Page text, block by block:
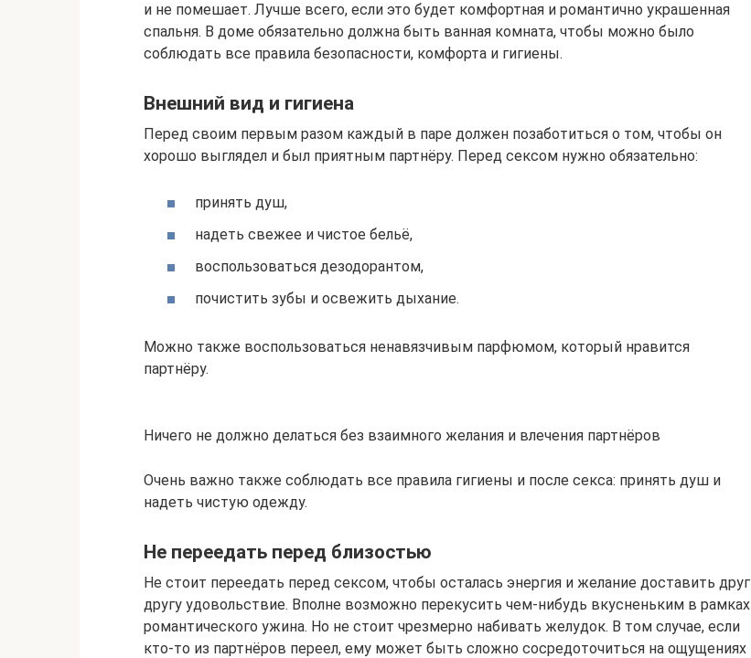
и не помешает. Лучше всего, если это будет комфортная и романтично украшенная
спальня. В доме обязательно должна быть ванная комната, чтобы можно было
соблюдать все правила безопасности, комфорта и гигиены.
Внешний вид и гигиена
Перед своим первым разом каждый в паре должен позаботиться о том, чтобы он
хорошо выглядел и был приятным партнёру. Перед сексом нужно обязательно:
принять душ,
надеть свежее и чистое бельё,
воспользоваться дезодорантом,
почистить зубы и освежить дыхание.
Можно также воспользоваться ненавязчивым парфюмом, который нравится
партнёру.
Ничего не должно делаться без взаимного желания и влечения партнёров
Очень важно также соблюдать все правила гигиены и после секса: принять душ и
надеть чистую одежду.
Не переедать перед близостью
Не стоит переедать перед сексом, чтобы осталась энергия и желание доставить друг
другу удовольствие. Вполне возможно перекусить чем-нибудь вкусненьким в рамках
романтического ужина. Но не стоит чрезмерно набивать желудок. В том случае, если
кто-то из партнёров переел, ему может быть сложно сосредоточиться на ощущениях